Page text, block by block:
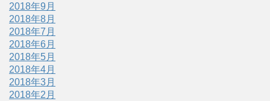
2018年9月
2018年8月
2018年7月
2018年6月
2018年5月
2018年4月
2018年3月
2018年2月